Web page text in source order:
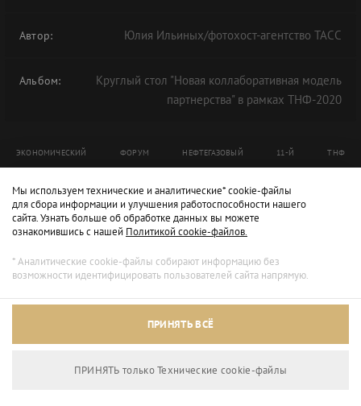
Автор: Юлия Ильиных/фотохост-агентство ТАСС
Альбом:
Круглый стол "Новая коллаборативная модель
партнерства" в рамках ТНФ-2020
ЭКОНОМИЧЕСКИЙ ФОРУМ НЕФТЕГАЗОВЫЙ 11-Й ТНФ
Мы используем технические и аналитические* cookie-файлы
для сбора информации и улучшения работоспособности нашего
сайта. Узнать больше об обработке данных вы можете
ознакомившись с нашей Политикой cookie-файлов.
* Аналитические cookie-файлы собирают информацию без
возможности идентифицировать пользователей сайта напрямую.
ПРИНЯТЬ ВСЁ
ПРИНЯТЬ только Технические сookie-файлы